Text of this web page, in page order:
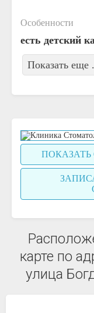
Особенности
есть детский
Показать еще
карте по
улица